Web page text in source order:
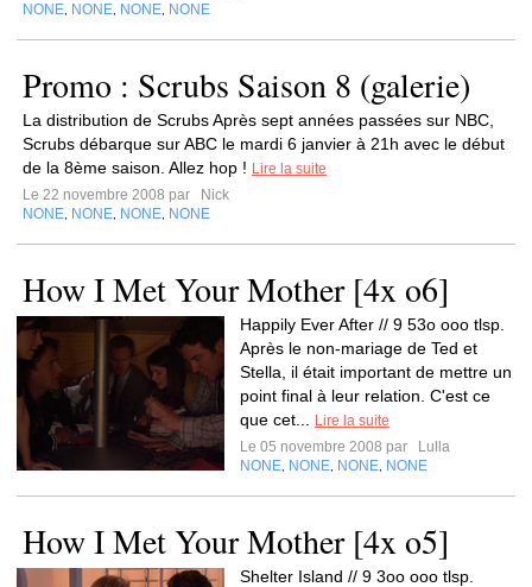
NONE NONE NONE NONE
Promo : Scrubs Saison 8 (galerie)
La distribution de Scrubs Après sept années passées sur NBC,
Scrubs débarque sur ABC le mardi 6 janvier à 21h avec le début
de la 8ème saison. Allez hop ! Lire la suite
Le 22 novembre 2008 par
Nick
NONE NONE NONE NONE
How I Met Your Mother [4x o6]
Happily Ever After // 9 53o ooo tlsp.
Après le non-mariage de Ted et
Stella, il était important de mettre un
point final à leur relation. C'est ce
que cet...
Lire la suite
Le 05 novembre 2008 par
Lulla
NONE NONE NONE NONE
How I Met Your Mother [4x o5]
Shelter Island // 9 3oo ooo tlsp.